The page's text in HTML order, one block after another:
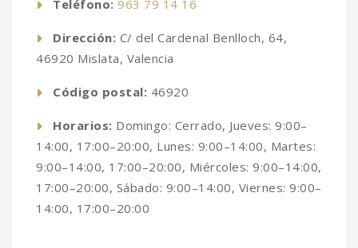
Teléfono: 963 79 14 16
Dirección: C/ del Cardenal Benlloch, 64,
46920 Mislata, Valencia
Código postal: 46920
Horarios: Domingo: Cerrado, Jueves: 9:00–
14:00, 17:00–20:00, Lunes: 9:00–14:00, Martes:
9:00–14:00, 17:00–20:00, Miércoles: 9:00–14:00,
17:00–20:00, Sábado: 9:00–14:00, Viernes: 9:00–
14:00, 17:00–20:00